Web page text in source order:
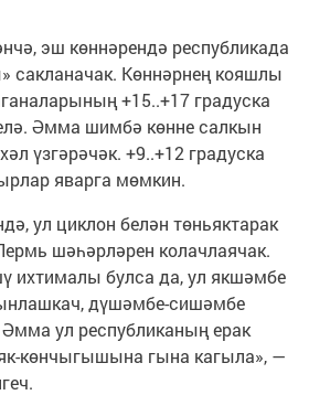
эш көннәрендә республикада
Көннәрнең кояшлы
+15..+17 градуска
Әмма шимбә көнне салкын
үзгәрәчәк. +9..+12 градуска
яварга мөмкин.
ул циклон белән төньяктарак
шәһәрләрен колачлаячак.
ихтималы булса да, ул якшәмбе
дүшәмбе-сишәмбе
ул республиканың ерак
көнчыгышына гына кагыла», —